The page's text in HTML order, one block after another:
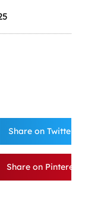
Share on Twitter
Share on Pinterest